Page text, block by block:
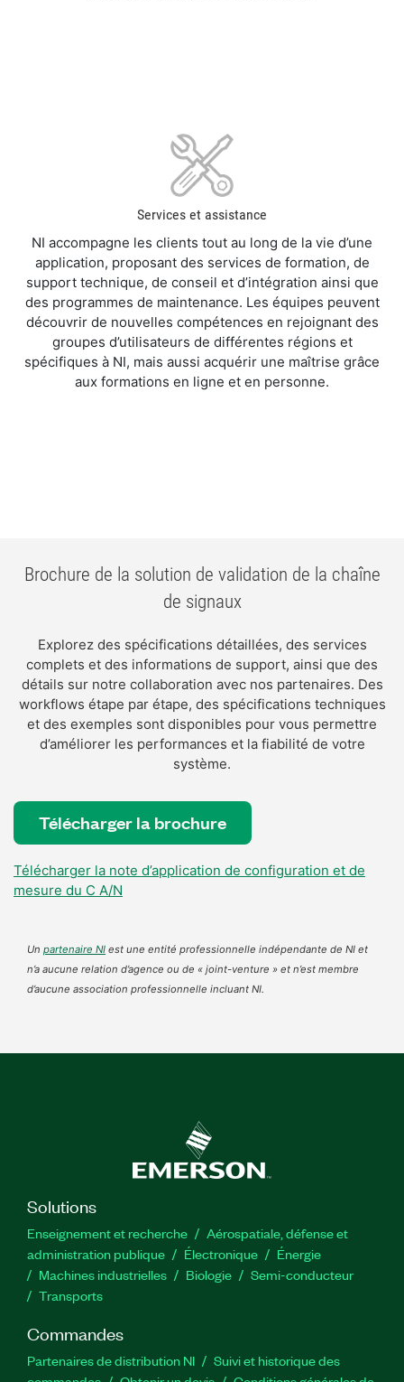
Services et assistance
NI accompagne les clients tout au long de la vie d’une
application, proposant des services de formation, de
support technique, de conseil et d’intégration ainsi que
des programmes de maintenance. Les équipes peuvent
découvrir de nouvelles compétences en rejoignant des
groupes d’utilisateurs de différentes régions et
spécifiques à NI, mais aussi acquérir une maîtrise grâce
aux formations en ligne et en personne.
Brochure de la solution de validation de la chaîne
de signaux
Explorez des spécifications détaillées, des services
complets et des informations de support, ainsi que des
détails sur notre collaboration avec nos partenaires. Des
workflows étape par étape, des spécifications techniques
et des exemples sont disponibles pour vous permettre
d’améliorer les performances et la fiabilité de votre
système.
Télécharger la brochure
Télécharger la note d’application de configuration et de
mesure du C A/N
Un partenaire NI est une entité professionnelle indépendante de NI et
n’a aucune relation d’agence ou de « joint-venture » et n’est membre
d’aucune association professionnelle incluant NI.
Solutions
Enseignement et recherche
Aérospatiale, défense et
administration publique
Électronique
Énergie​
Machines industrielles
Biologie
Semi-conducteur
Transports
Commandes
Partenaires de distribution NI
Suivi et historique des